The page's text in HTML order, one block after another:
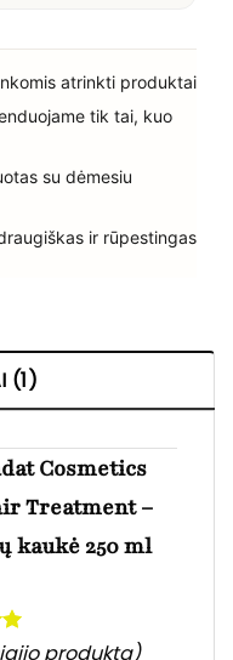
atrinkti produktai
tik tai, kuo
su dėmesiu
ir rūpestingas
(1)
Cosmetics
Treatment –
250 ml
produktą)